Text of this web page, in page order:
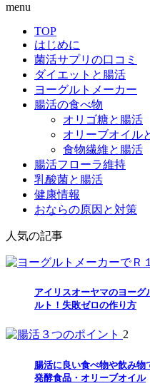
menu
TOP
はじめに
菌活サプリの口コミ
ダイエットと腸活
ヨーグルトメーカー
腸活の食べ物
オリゴ糖と腸活
オリーブオイル
食物繊維と腸活
腸活フローラ維持
乳酸菌と腸活
健康情報
おならの原因と対策
人気の記事
アイリスオーヤマのヨー
ルト！失敗ゼロの作り方
2
腸活に良い食べ物や飲み物
発酵食品・オリーブオイル